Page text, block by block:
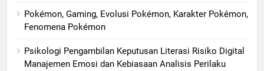
Pokémon, Gaming, Evolusi Pokémon, Karakter Pokémon,
Fenomena Pokémon
Psikologi Pengambilan Keputusan Literasi Risiko Digital
Manajemen Emosi dan Kebiasaan Analisis Perilaku